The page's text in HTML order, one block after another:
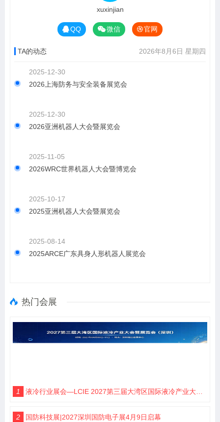
xuxinjian
QQ 微信 官网
TA的动态 2026年8月6日 星期四
2025-12-30
2026上海防务与安全装备展览会
2025-12-30
2026亚洲机器人大会暨展览会
2025-11-05
2026WRC世界机器人大会暨博览会
2025-10-17
2025亚洲机器人大会暨展览会
2025-08-14
2025ARCE广东具身人形机器人展览会
热门会展
1 液冷行业展会—LCIE 2027第三届大湾区国际液冷产业大会暨展览会（深圳）
2 国防科技展|2027深圳国防电子展4月9日启幕